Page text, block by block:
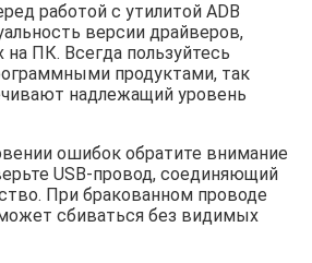
работой с утилитой ADB
версии драйверов,
на ПК. Всегда пользуйтесь
продуктами, так
надлежащий уровень
ошибок обратите внимание
USB-провод, соединяющий
При бракованном проводе
сбиваться без видимых